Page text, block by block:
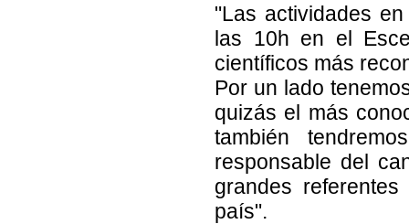
"Las actividades
las 10h en el
científicos más
Por un lado
quizás el más
también
responsable del
grandes
país".